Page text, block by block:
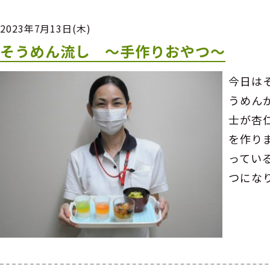
2023年7月13日(木)
そうめん流し ～手作りおやつ～
今日は
うめん
士が杏
を作り
ってい
つにな